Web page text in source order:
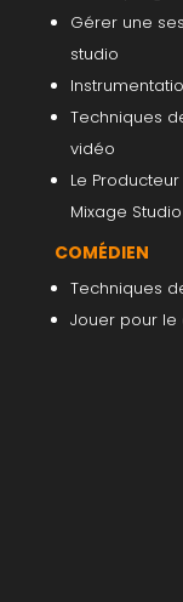
Gérer une
studio
Techniques
vidéo
Le
Mixage Studio
COMÉDIEN
Techniques
Jouer pour le